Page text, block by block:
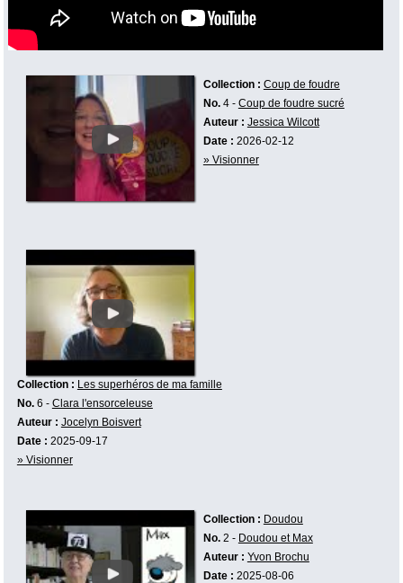
Collection : Coup de foudre
No.4 - Coup de foudre sucré
Auteur : Jessica Wilcott
Date : 2026-02-12
» Visionner
Collection : Les superhéros de ma famille
No.6 - Clara l'ensorceleuse
Auteur : Jocelyn Boisvert
Date : 2025-09-17
» Visionner
Collection : Doudou
No.2 - Doudou et Max
Auteur : Yvon Brochu
Date : 2025-08-06